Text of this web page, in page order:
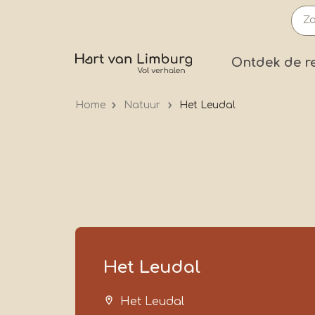
Ontdek de
Home Natuur Het Leudal
Het Leudal
Het Leudal